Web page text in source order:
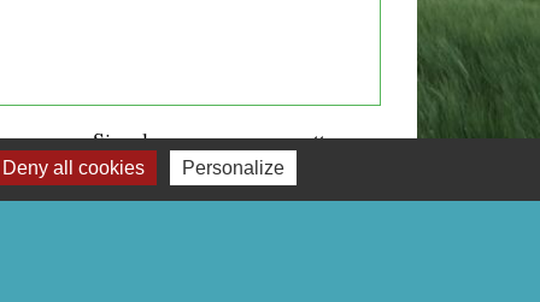
Signaler une erreur sur cette page
Deny all cookies Personalize